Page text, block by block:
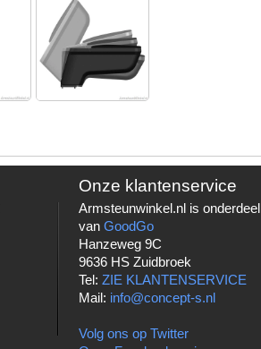
Onze klantenservice
Armsteunwinkel.nl is onderdeel
vanGoodGo
Hanzeweg 9C
9636 HS Zuidbroek
Tel:ZIE KLANTENSERVICE
Mail: info@concept-s.nl
Volg ons op Twitter